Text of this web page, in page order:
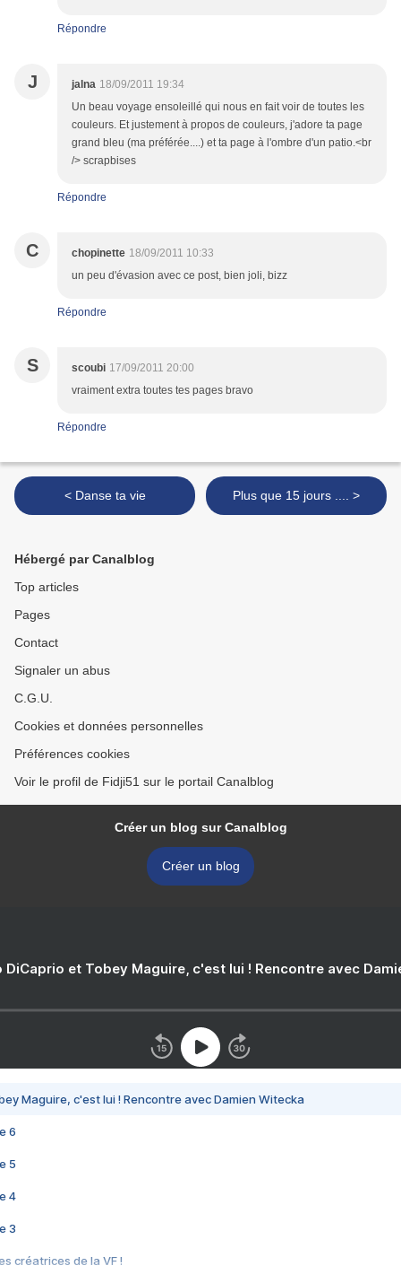
Répondre
J jalna 18/09/2011 19:34
Un beau voyage ensoleillé qui nous en fait voir de toutes les
couleurs. Et justement à propos de couleurs, j'adore ta page
grand bleu (ma préférée....) et ta page à l'ombre d'un patio.<br
/> scrapbises
Répondre
C chopinette 18/09/2011 10:33
un peu d'évasion avec ce post, bien joli, bizz
Répondre
S scoubi 17/09/2011 20:00
vraiment extra toutes tes pages bravo
Répondre
< Danse ta vie Plus que 15 jours .... >
Hébergé par Canalblog
Top articles
Pages
Contact
Signaler un abus
C.G.U.
Cookies et données personnelles
Préférences cookies
Voir le profil de Fidji51 sur le portail Canalblog
Créer un blog sur Canalblog
Créer un blog
DiCaprio et Tobey Maguire, c'est lui ! Rencontre avec
Maguire, c'est lui ! Rencontre avec Damien Witecka
6
5
4
3
créatrices de la VF !